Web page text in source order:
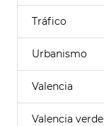
Tráfico
Urbanismo
Valencia
Valencia verde